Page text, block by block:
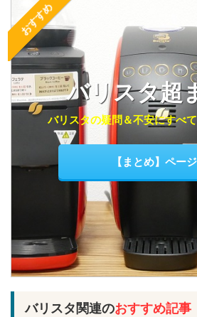
おすすめ
バリスタ超
バリスタの疑問＆不安にすべ
【まとめ】ペー
バリスタ関連のおすすめ記事